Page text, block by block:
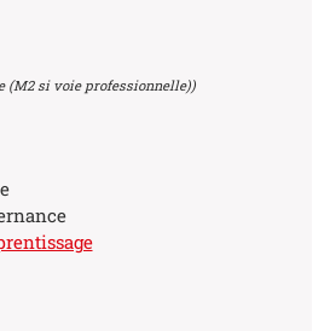
(M2 si voie professionnelle))
des Stage(s)